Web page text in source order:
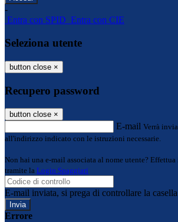
-
Entra con SPID Entra con CIE
Seleziona utente
button close ×
Recupero password
button close ×
E-mail Verrà
all'indirizzo indicato con le istruzioni necessarie.
Non hai una e-mail associata al nome utente? Effettua
tramite la Login Spaggiari
E-mail inviata, si prega di controllare la
Errore